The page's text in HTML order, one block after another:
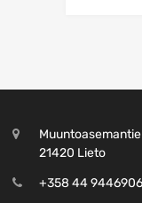
Muuntoasemantie
21420 Lieto
+358 44 9446906